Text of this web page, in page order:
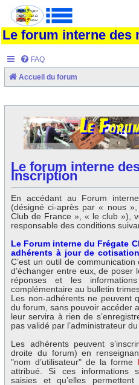
Le forum interne des
FAQ
Accueil du forum
Le forum interne
Inscription
En accédant au Forum
(désigné ci-après par « nous
Club de France », « le club »),
responsable des conditions
Le Forum interne du Frégate
adhérents à jour de
C’est un outil de
d’échanger entre eux, de poser
réponses et les
complémentaire au bulletin
Les non-adhérents ne peuvent
du forum, sans pouvoir accéder
leur servira à rien de
pas validé par l’administrateur du
Les adhérents peuvent
droite du forum) en
"nom d’utilisateur" de la forme
attribué. Si ces informations
saisies et qu’elles